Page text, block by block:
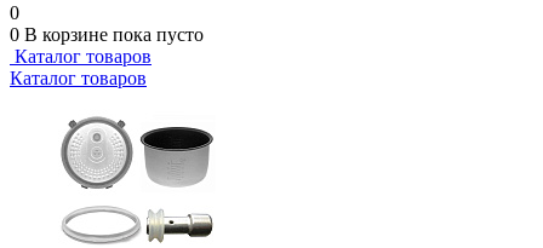
0
0 В корзине пока пусто
Каталог товаров
Каталог товаров